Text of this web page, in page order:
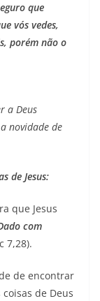
que
vós vedes,
porém não o
a Deus
novidade de
de Jesus:
que Jesus
com
7,28).
de encontrar
de Deus